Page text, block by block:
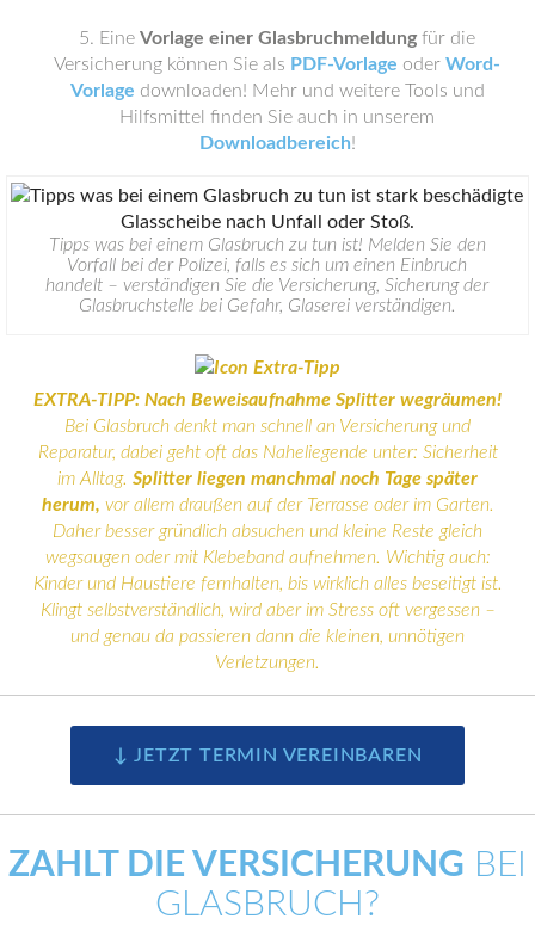
Eine Vorlage einer Glasbruchmeldung für die
Versicherung können Sie als PDF-Vorlage oder Word-
Vorlage downloaden! Mehr und weitere Tools und
Hilfsmittel finden Sie auch in unserem
Downloadbereich!
Tipps was bei einem Glasbruch zu tun ist! Melden Sie den
Vorfall bei der Polizei, falls es sich um einen Einbruch
handelt – verständigen Sie die Versicherung, Sicherung der
Glasbruchstelle bei Gefahr, Glaserei verständigen.
EXTRA-TIPP: Nach Beweisaufnahme Splitter wegräumen!
Bei Glasbruch denkt man schnell an Versicherung und
Reparatur, dabei geht oft das Naheliegende unter: Sicherheit
im Alltag. Splitter liegen manchmal noch Tage später
herum, vor allem draußen auf der Terrasse oder im Garten.
Daher besser gründlich absuchen und kleine Reste gleich
wegsaugen oder mit Klebeband aufnehmen. Wichtig auch:
Kinder und Haustiere fernhalten, bis wirklich alles beseitigt ist.
Klingt selbstverständlich, wird aber im Stress oft vergessen –
und genau da passieren dann die kleinen, unnötigen
Verletzungen.
↓ JETZT TERMIN VEREINBAREN
ZAHLT DIE VERSICHERUNG BEI
GLASBRUCH?